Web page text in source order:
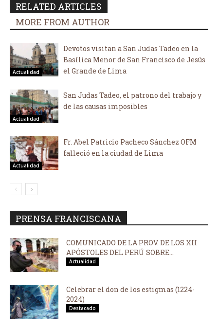
RELATED ARTICLES
MORE FROM AUTHOR
Actualidad
Devotos visitan a San Judas Tadeo en la
Basílica Menor de San Francisco de Jesús
el Grande de Lima
Actualidad
San Judas Tadeo, el patrono del trabajo y
de las causas imposibles
Actualidad
Fr. Abel Patricio Pacheco Sánchez OFM
falleció en la ciudad de Lima
PRENSA FRANCISCANA
COMUNICADO DE LA PROV. DE LOS XII
APÓSTOLES DEL PERÚ SOBRE...
Actualidad
Celebrar el don de los estigmas (1224-
2024)
Destacado